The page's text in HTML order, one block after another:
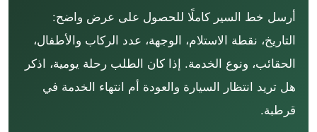
أرسل خط السير كاملًا للحصول على عرض واضح:
التاريخ، نقطة الاستلام، الوجهة، عدد الركاب والأطفال،
الحقائب، ونوع الخدمة. إذا كان الطلب رحلة يومية، اذكر
هل تريد انتظار السيارة والعودة أم انتهاء الخدمة في
قرطبة.